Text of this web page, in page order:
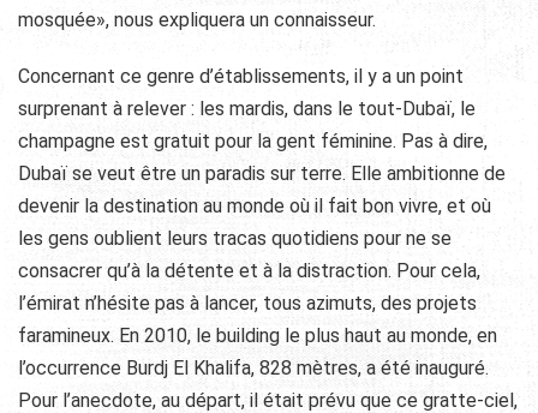
mosquée», nous expliquera un connaisseur.
Concernant ce genre d’établissements, il y a un point
surprenant à relever : les mardis, dans le tout-Dubaï, le
champagne est gratuit pour la gent féminine. Pas à dire,
Dubaï se veut être un paradis sur terre. Elle ambitionne de
devenir la destination au monde où il fait bon vivre, et où
les gens oublient leurs tracas quotidiens pour ne se
consacrer qu’à la détente et à la distraction. Pour cela,
l’émirat n’hésite pas à lancer, tous azimuts, des projets
faramineux. En 2010, le building le plus haut au monde, en
l’occurrence Burdj El Khalifa, 828 mètres, a été inauguré.
Pour l’anecdote, au départ, il était prévu que ce gratte-ciel,